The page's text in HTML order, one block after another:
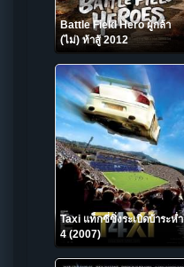
Battle Field Hero ผู้กล้า
(ไม่) ท้าสู้ 2012
Taxi แท็กซี่ซิ่งระเบิดบ้าระห่ำ
4 (2007)